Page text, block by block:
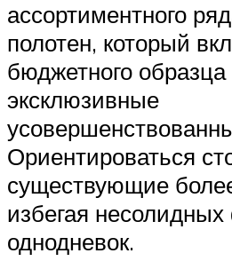
ассортиментного
полотен, который
бюджетного образца
эксклюзивные
Ориентироваться
существующие
избегая
однодневок.